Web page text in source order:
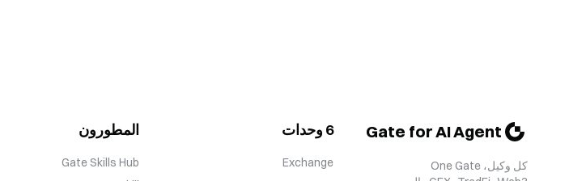
Gate for AI Agent
كل وكيل، One Gate
6 وحدات
Exchange
المطورون
Gate Skills Hub